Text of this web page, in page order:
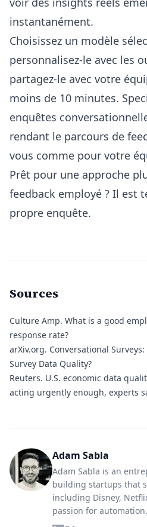
instantanément.
Choisissez un modèle
personnalisez-le avec les
partagez-le avec votre
moins de 10 minutes.
enquêtes
rendant le parcours de
vous comme pour votre
Prêt pour une approche
feedback employé ? Il est
propre enquête.
Sources
Culture Amp. What is a good
response rate?
arXiv.org. Conversational
Survey Data Quality?
Reuters. U.S. economic data
acting urgently enough, experts
Adam Sabla
Adam Sabla is an
building startups that
including Disney,
passion for automation.